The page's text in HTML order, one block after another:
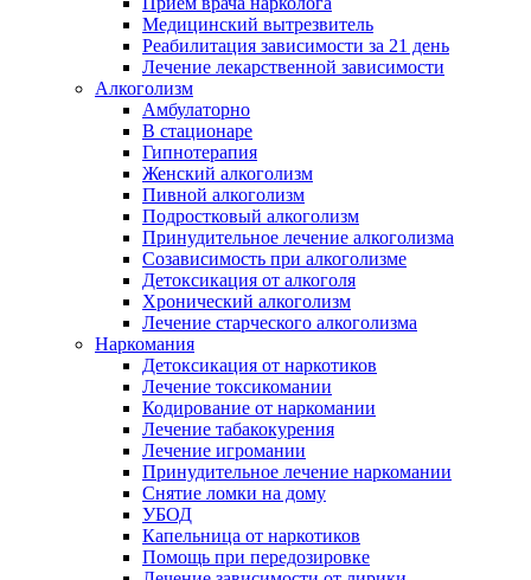
Медицинский вытрезвитель
Реабилитация зависимости за 21 день
Лечение лекарственной зависимости
Алкоголизм
Амбулаторно
В стационаре
Гипнотерапия
Женский алкоголизм
Пивной алкоголизм
Подростковый алкоголизм
Принудительное лечение алкоголизма
Созависимость при алкоголизме
Детоксикация от алкоголя
Хронический алкоголизм
Лечение старческого алкоголизма
Наркомания
Детоксикация от наркотиков
Лечение токсикомании
Кодирование от наркомании
Лечение табакокурения
Лечение игромании
Принудительное лечение наркомании
Снятие ломки на дому
УБОД
Капельница от наркотиков
Помощь при передозировке